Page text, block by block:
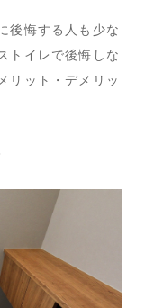
後悔する人も少な
トイレで後悔しな
リット・デメリッ